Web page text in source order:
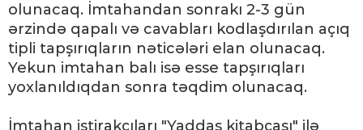
olunacaq. İmtahandan sonrakı 2-3 gün
ərzində qapalı və cavabları kodlaşdırılan açıq
tipli tapşırıqların nəticələri elan olunacaq.
Yekun imtahan balı isə esse tapşırıqları
yoxlanıldıqdan sonra təqdim olunacaq.
İmtahan iştirakçıları "Yaddaş kitabçası" ilə